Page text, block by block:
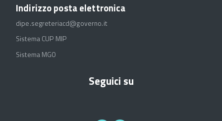
Indirizzo posta elettronica
dipe.segreteriacd@governo.it
Sistema CUP MIP
Sistema MGO
Seguici su